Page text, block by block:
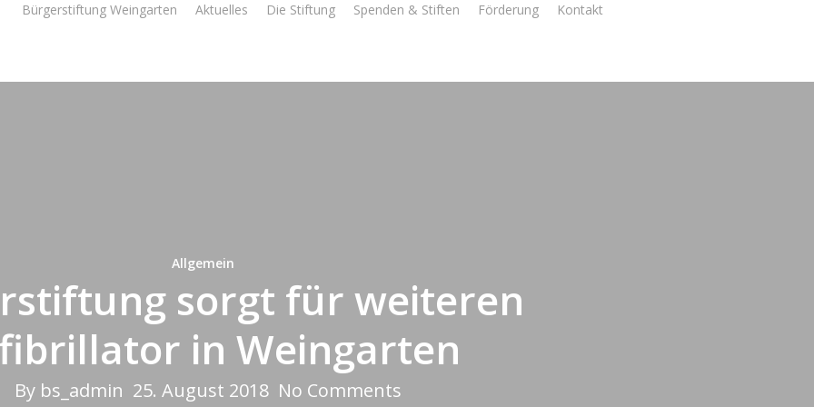
Bürgerstiftung Weingarten Aktuelles Die Stiftung Spenden & Stiften Förderung Kontakt
Allgemein
sorgt für weiteren
in Weingarten
By bs_admin 25. August 2018 No Comments